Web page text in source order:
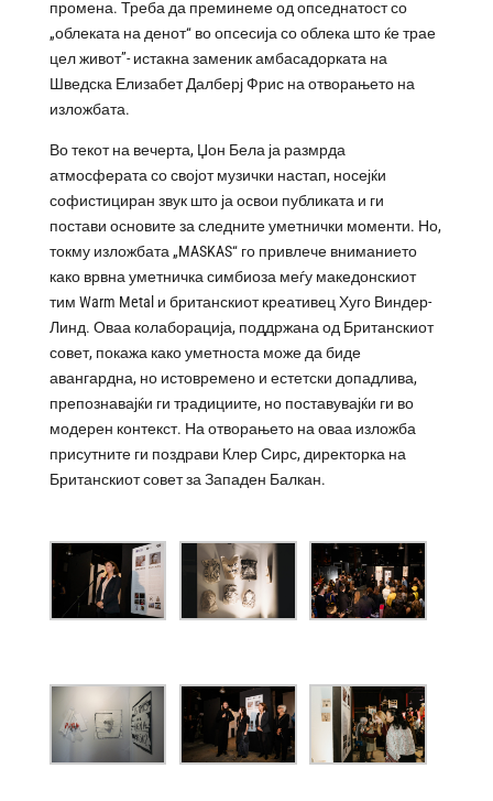
промена. Треба да преминеме од опседнатост со
„облеката на денот“ во опсесија со облека што ќе трае
цел живот”- истакна заменик амбасадорката на
Шведска Елизабет Далберј Фрис на отворањето на
изложбата.
Во текот на вечерта, Џон Бела ја размрда
атмосферата со својот музички настап, носејќи
софистициран звук што ја освои публиката и ги
постави основите за следните уметнички моменти. Но,
токму изложбата „MASKAS“ го привлече вниманието
како врвна уметничка симбиоза меѓу македонскиот
тим Warm Metal и британскиот креативец Хуго Виндер-
Линд. Оваа колаборација, поддржана од Британскиот
совет, покажа како уметноста може да биде
авангардна, но истовремено и естетски допадлива,
препознавајќи ги традициите, но поставувајќи ги во
модерен контекст. На отворањето на оваа изложба
присутните ги поздрави Клер Сирс, директорка на
Британскиот совет за Западен Балкан.